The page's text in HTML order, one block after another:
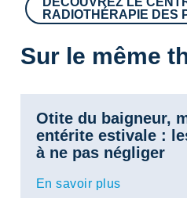
RADIOTHÉRAPIE DES
Sur le même
Otite du baigneur,
entérite estivale :
à ne pas négliger
En savoir plus